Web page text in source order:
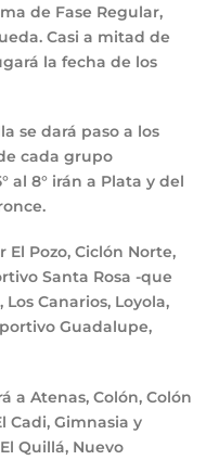
de Fase Regular,
Casi a mitad de
la fecha de los
se dará paso a los
cada grupo
al 8° irán a Plata y del
Pozo, Ciclón Norte,
Santa Rosa -que
Canarios, Loyola,
Guadalupe,
a Atenas, Colón, Colón
Cadi, Gimnasia y
Quillá, Nuevo